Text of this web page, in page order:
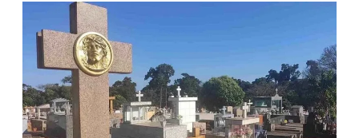
de
Falecimentos
desta
terça-
feira